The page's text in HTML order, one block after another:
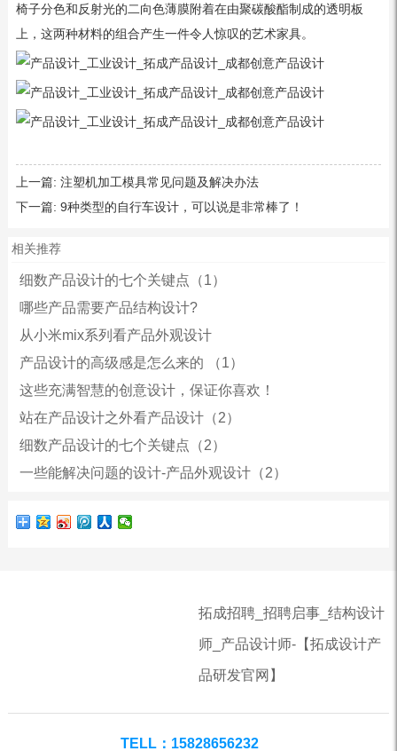
椅子分色和反射光的二向色薄膜附着在由聚碳酸酯制成的透明板
上，这两种材料的组合产生一件令人惊叹的艺术家具。
上一篇: 注塑机加工模具常见问题及解决办法
下一篇: 9种类型的自行车设计，可以说是非常棒了！
相关推荐
细数产品设计的七个关键点（1）
哪些产品需要产品结构设计?
从小米mix系列看产品外观设计
产品设计的高级感是怎么来的 （1）
这些充满智慧的创意设计，保证你喜欢！
站在产品设计之外看产品设计（2）
细数产品设计的七个关键点（2）
一些能解决问题的设计-产品外观设计（2）
拓成招聘_招聘启事_结构设计
师_产品设计师-【拓成设计产
品研发官网】
TELL：15828656232